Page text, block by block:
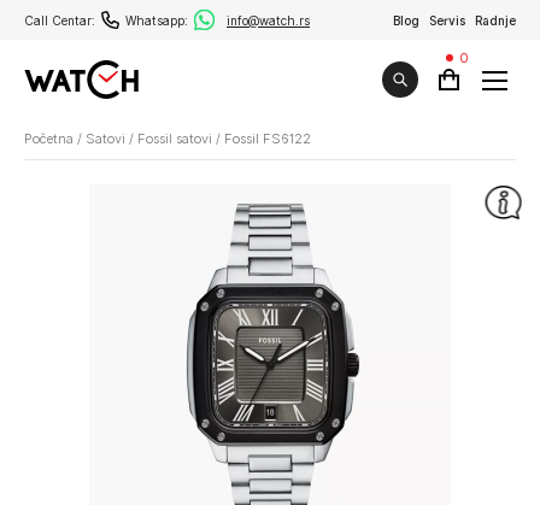
Call Centar: Whatsapp: info@watch.rs Blog Servis Radnje
0
Početna / Satovi / Fossil satovi / Fossil FS6122